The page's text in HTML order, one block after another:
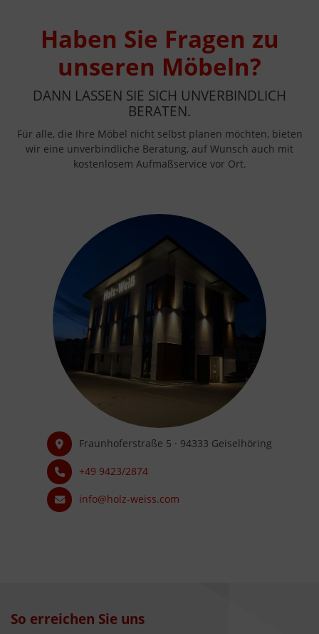
Haben Sie Fragen zu
unseren Möbeln?
DANN LASSEN SIE SICH UNVERBINDLICH
BERATEN.
Für alle, die Ihre Möbel nicht selbst planen möchten, bieten
wir eine unverbindliche Beratung, auf Wunsch auch mit
kostenlosem Aufmaßservice vor Ort.
Fraunhoferstraße 5 · 94333 Geiselhöring
+49 9423/2874
info@holz-weiss.com
So erreichen Sie uns